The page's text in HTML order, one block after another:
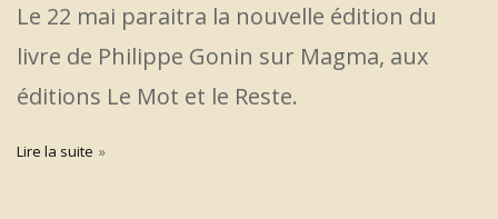
Le 22 mai paraitra la nouvelle édition du
livre de Philippe Gonin sur Magma, aux
éditions Le Mot et le Reste.
Lire la suite